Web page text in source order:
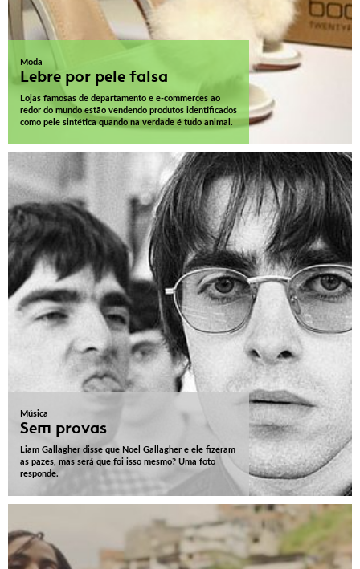
Moda
Lebre por pele falsa
Lojas famosas de departamento e e-commerces ao
redor do mundo estão vendendo produtos identificados
como pele sintética quando na verdade é tudo animal.
Música
Sem provas
Liam Gallagher disse que Noel Gallagher e ele fizeram
as pazes, mas será que foi isso mesmo? Uma foto
responde.